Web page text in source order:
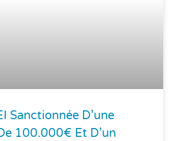
Sanctionnée D’une
100.000€ Et D’un